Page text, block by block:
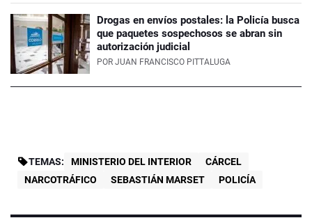
Drogas en envíos postales: la Policía busca
que paquetes sospechosos se abran sin
autorización judicial
POR JUAN FRANCISCO PITTALUGA
TEMAS: MINISTERIO DEL INTERIOR
CÁRCEL
NARCOTRÁFICO
SEBASTIÁN MARSET POLICÍA